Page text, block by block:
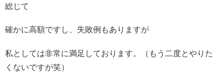
総じて
確かに高額ですし、失敗例もありますが
私としては非常に満足しております。（もう二度とやりた
くないですが笑）